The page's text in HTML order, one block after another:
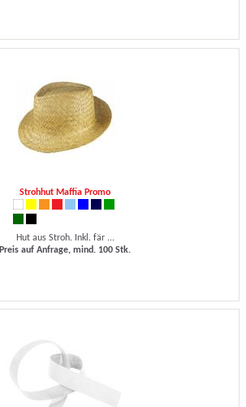
Strohhut Maffia Promo
Hut aus Stroh. Inkl. fär ...
Preis auf Anfrage, mind. 100 Stk.